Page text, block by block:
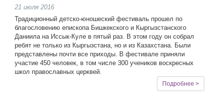
21 июля 2016
Традиционный детско-юношеский фестиваль прошел по
благословению епископа Бишкекского и Кыргызстанского
Даниила на Иссык-Куле в пятый раз. В этом году он собрал
ребят не только из Кыргызстана, но и из Казахстана. Были
представлены почти все приходы. В фестивале приняли
участие 450 человек, в том числе 300 учеников воскресных
школ православных церквей.
Подробнее >